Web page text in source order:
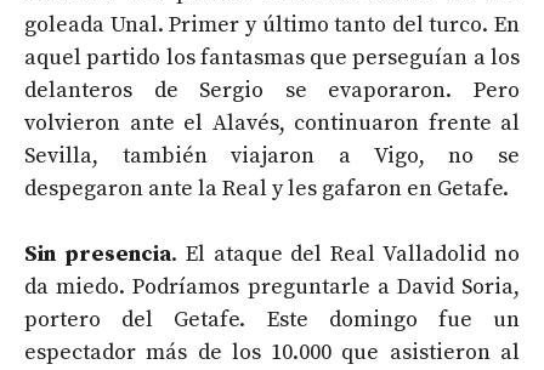
goleada Unal. Primer y último tanto del turco. En
aquel partido los fantasmas que perseguían a los
delanteros de Sergio se evaporaron. Pero
volvieron ante el Alavés, continuaron frente al
Sevilla, también viajaron a Vigo, no se
despegaron ante la Real y les gafaron en Getafe.
Sin presencia. El ataque del Real Valladolid no
da miedo. Podríamos preguntarle a David Soria,
portero del Getafe. Este domingo fue un
espectador más de los 10.000 que asistieron al